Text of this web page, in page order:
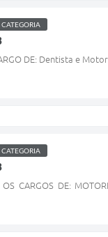
CATEGORIA
CARGO DE: Dentista e
CATEGORIA
CARGOS DE: